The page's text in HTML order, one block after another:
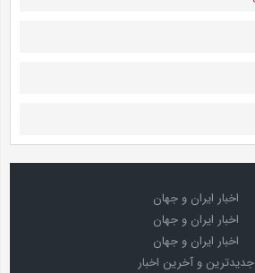
اخبار ایران و جهان
اخبار ایران و جهان
اخبار ایران و جهان
جدیدترین و آخرین اخبار